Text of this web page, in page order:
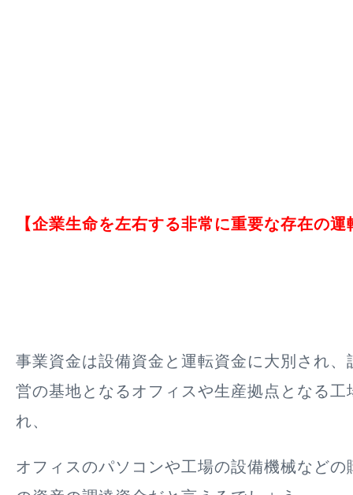
【企業生命を左右する非常に重要な存在の
事業資金は設備資金と運転資金に大別され、
営の基地となるオフィスや生産拠点となる工
れ、
オフィスのパソコンや工場の設備機械などの